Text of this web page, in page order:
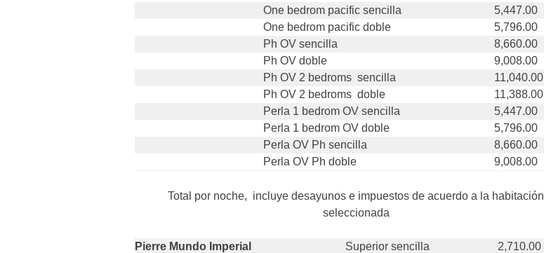
One bedrom pacific sencilla
5,447.00
One bedrom pacific doble
5,796.00
Ph OV sencilla
8,660.00
Ph OV doble
9,008.00
Ph OV 2 bedroms sencilla
11,040.00
Ph OV 2 bedroms doble
11,388.00
Perla 1 bedrom OV sencilla
5,447.00
Perla 1 bedrom OV doble
5,796.00
Perla OV Ph sencilla
8,660.00
Perla OV Ph doble
9,008.00
Total por noche, incluye desayunos e impuestos de acuerdo a la habitación
seleccionada
Pierre Mundo Imperial Superior sencilla
2,710.00